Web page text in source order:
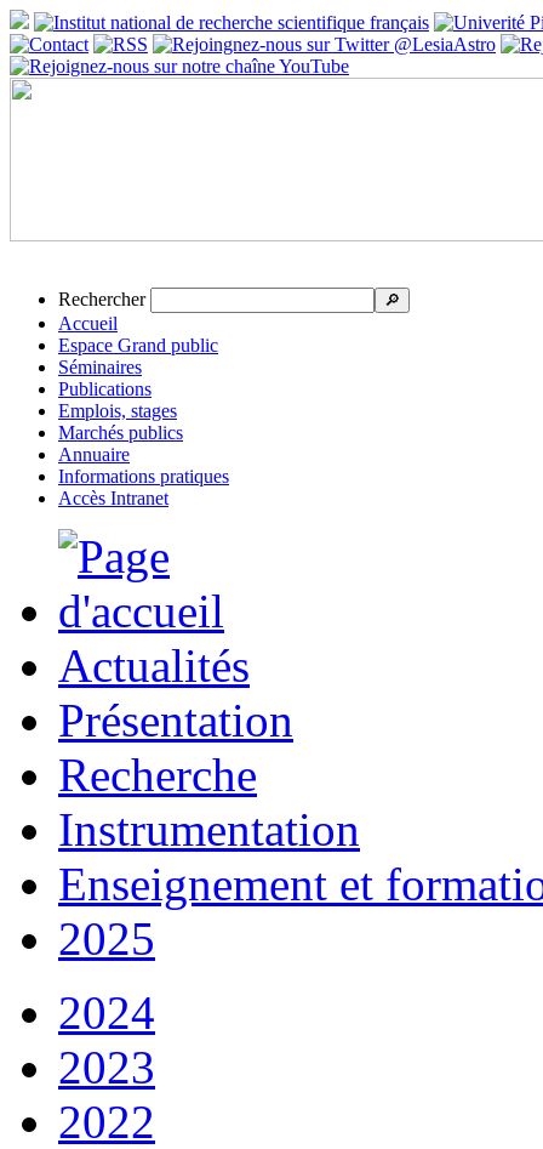
Rechercher 🔎
Accueil
Espace Grand public
Séminaires
Publications
Emplois, stages
Marchés publics
Annuaire
Informations pratiques
Accès Intranet
Actualités
Présentation
Recherche
Instrumentation
Enseignement et
2025
2024
2023
2022